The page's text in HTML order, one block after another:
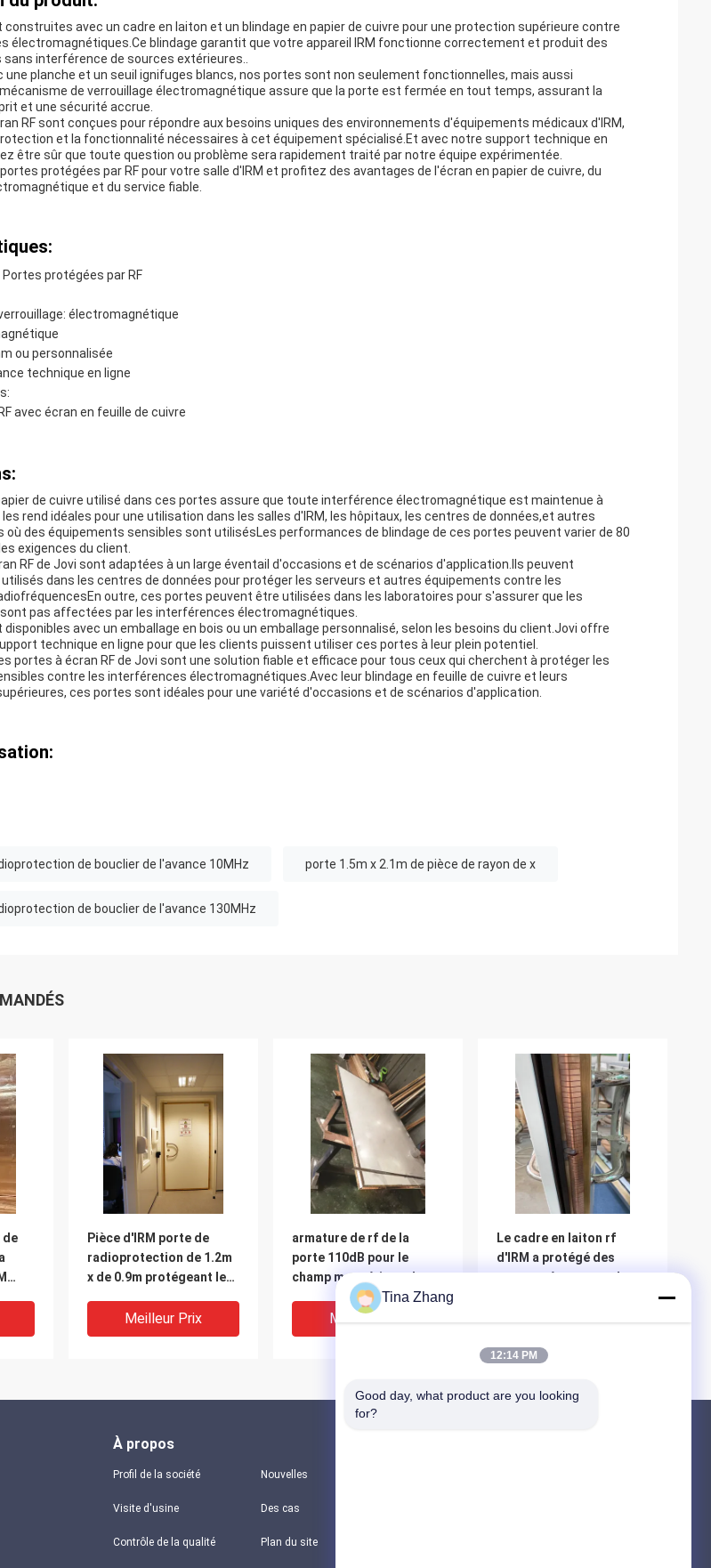
construites avec un cadre en laiton et un blindage en papier de cuivre pour une protection supérieure contre
électromagnétiques.Ce blindage garantit que votre appareil IRM fonctionne correctement et produit des
interférence de sources extérieures..
une planche et un seuil ignifuges blancs, nos portes sont non seulement fonctionnelles, mais aussi
de verrouillage électromagnétique assure que la porte est fermée en tout temps, assurant la
et une sécurité accrue.
RF sont conçues pour répondre aux besoins uniques des environnements d'équipements médicaux d'IRM,
et la fonctionnalité nécessaires à cet équipement spécialisé.Et avec notre support technique en
être sûr que toute question ou problème sera rapidement traité par notre équipe expérimentée.
protégées par RF pour votre salle d'IRM et profitez des avantages de l'écran en papier de cuivre, du
et du service fiable.
Portes protégées par RF
électromagnétique
ou personnalisée
technique en ligne
avec écran en feuille de cuivre
de cuivre utilisé dans ces portes assure que toute interférence électromagnétique est maintenue à
rend idéales pour une utilisation dans les salles d'IRM, les hôpitaux, les centres de données,et autres
où des équipements sensibles sont utilisésLes performances de blindage de ces portes peuvent varier de 80
exigences du client.
RF de Jovi sont adaptées à un large éventail d'occasions et de scénarios d'application.Ils peuvent
dans les centres de données pour protéger les serveurs et autres équipements contre les
outre, ces portes peuvent être utilisées dans les laboratoires pour s'assurer que les
pas affectées par les interférences électromagnétiques.
avec un emballage en bois ou un emballage personnalisé, selon les besoins du client.Jovi offre
technique en ligne pour que les clients puissent utiliser ces portes à leur plein potentiel.
portes à écran RF de Jovi sont une solution fiable et efficace pour tous ceux qui cherchent à protéger les
contre les interférences électromagnétiques.Avec leur blindage en feuille de cuivre et leurs
ces portes sont idéales pour une variété d'occasions et de scénarios d'application.
de bouclier de l'avance 10MHz porte 1.5m x 2.1m de pièce de rayon de x
de bouclier de l'avance 130MHz
de
Pièce d'IRM porte de
radioprotection de 1.2m
x de 0.9m protégeant le
Meilleur Prix
armature de rf de la
porte 110dB pour le
champ magnétique de
portes de Cabinet
d'écran en métal de
salles de Mri
Meilleur Prix
Le cadre en laiton rf
d'IRM a protégé des
portes mènent pour la
Meilleur Prix
À propos
Profil de la société
Visite d'usine
Contrôle de la qualité
Nouvelles
Des cas
Plan du site
Tina Zhang
12:14 PM
Good day, what product are you looking
for?